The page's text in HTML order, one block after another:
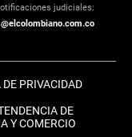
judiciales:
PRIVACIDAD
DE
Y COMERCIO